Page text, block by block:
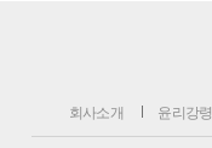
회사소개 윤리강령